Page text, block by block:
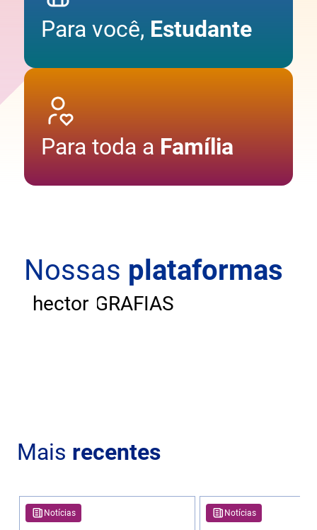
Para você, Estudante
Para toda a Família
Nossas plataformas
ANDAR
CARTOGRAFIAS
hector
Mais recentes
Notícias Notícias